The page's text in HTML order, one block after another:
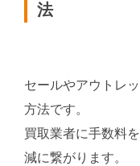
法
セールやアウトレ
方法です。
買取業者に手数料
減に繋がります。